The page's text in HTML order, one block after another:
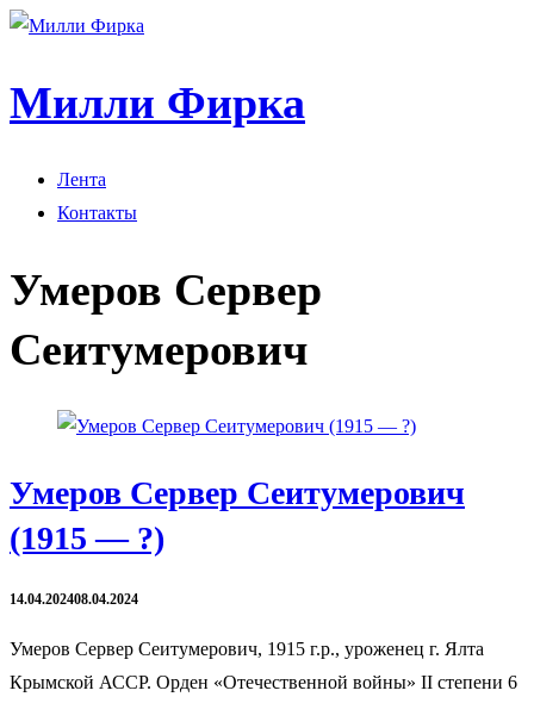
Милли Фирка
Лента
Контакты
Умеров Сервер
Сеитумерович
Умеров Сервер Сеитумерович
(1915 — ?)
14.04.202408.04.2024
Умеров Сервер Сеитумерович, 1915 г.р., уроженец г. Ялта
Крымской АССР. Орден «Отечественной войны» II степени 6